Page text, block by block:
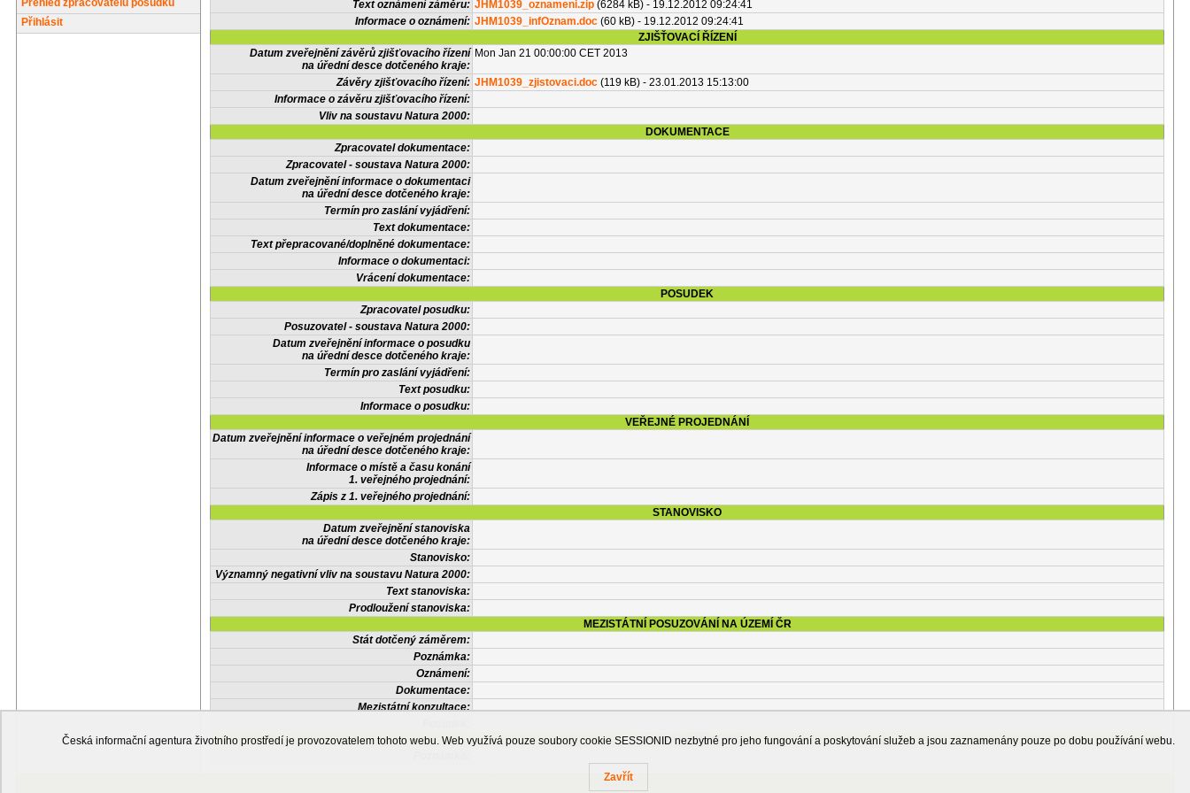
Přehled zpracovatelů posudků
Přihlásit
Text oznámení záměru: JHM1039_oznameni.zip (6284 kB) - 19.12.2012 09:24:41
Informace o oznámení: JHM1039_infOznam.doc (60 kB) - 19.12.2012 09:24:41
ZJIŠŤOVACÍ ŘÍZENÍ
Datum zveřejnění závěrů zjišťovacího řízení
na úřední desce dotčeného kraje:
Mon Jan 21 00:00:00 CET 2013
Závěry zjišťovacího řízení: JHM1039_zjistovaci.doc (119 kB) - 23.01.2013 15:13:00
Informace o závěru zjišťovacího řízení:
Vliv na soustavu Natura 2000:
DOKUMENTACE
Zpracovatel dokumentace:
Zpracovatel - soustava Natura 2000:
Datum zveřejnění informace o dokumentaci
na úřední desce dotčeného kraje:
Termín pro zaslání vyjádření:
Text dokumentace:
Text přepracované/doplněné dokumentace:
Informace o dokumentaci:
Vrácení dokumentace:
POSUDEK
Zpracovatel posudku:
Posuzovatel - soustava Natura 2000:
Datum zveřejnění informace o posudku
na úřední desce dotčeného kraje:
Termín pro zaslání vyjádření:
Text posudku:
Informace o posudku:
VEŘEJNÉ PROJEDNÁNÍ
Datum zveřejnění informace o veřejném projednání
na úřední desce dotčeného kraje:
Informace o místě a času konání
1. veřejného projednání:
Zápis z 1. veřejného projednání:
STANOVISKO
Datum zveřejnění stanoviska
na úřední desce dotčeného kraje:
Stanovisko:
Významný negativní vliv na soustavu Natura 2000:
Text stanoviska:
Prodloužení stanoviska:
MEZISTÁTNÍ POSUZOVÁNÍ NA ÚZEMÍ ČR
Stát dotčený záměrem:
Poznámka:
Oznámení:
Dokumentace:
Mezistátní konzultace:
OSTATNÍ INFORMACE
Česká informační agentura životního prostředí
Česká informační agentura životního prostředí je provozovatelem tohoto webu. Web využívá pouze soubory cookie SESSIONID nezbytné pro jeho fungování a poskytování služeb a jsou zaznamenány pouze po dobu používání webu.
Zavřít